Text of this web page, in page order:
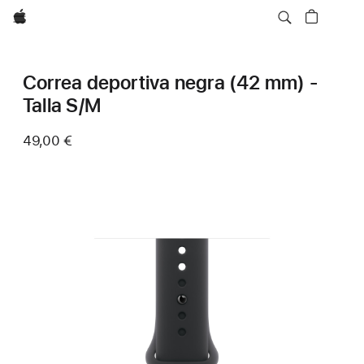
Apple
Correa deportiva negra (42 mm) -
Talla S/M
49,00 €